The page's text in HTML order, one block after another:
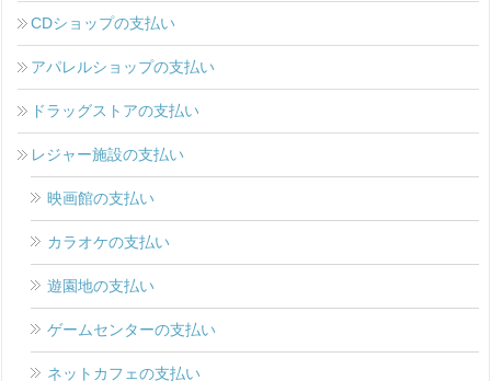
CDショップの支払い
アパレルショップの支払い
ドラッグストアの支払い
レジャー施設の支払い
映画館の支払い
カラオケの支払い
遊園地の支払い
ゲームセンターの支払い
ネットカフェの支払い